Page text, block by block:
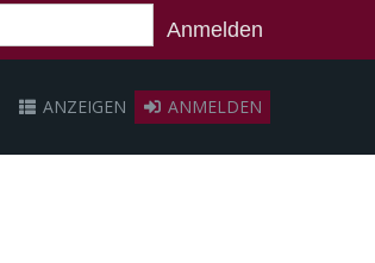
Anmelden
ANZEIGEN ANMELDEN